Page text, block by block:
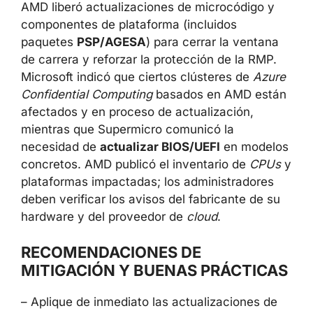
AMD liberó actualizaciones de microcódigo y
componentes de plataforma (incluidos
paquetes PSP/AGESA) para cerrar la ventana
de carrera y reforzar la protección de la RMP.
Microsoft indicó que ciertos clústeres de Azure
Confidential Computingbasados en AMD están
afectados y en proceso de actualización,
mientras que Supermicro comunicó la
necesidad de actualizar BIOS/UEFI en modelos
concretos. AMD publicó el inventario de CPUsy
plataformas impactadas; los administradores
deben verificar los avisos del fabricante de su
hardware y del proveedor de cloud.
RECOMENDACIONES DE
MITIGACIÓN Y BUENAS PRÁCTICAS
– Aplique de inmediato las actualizaciones de